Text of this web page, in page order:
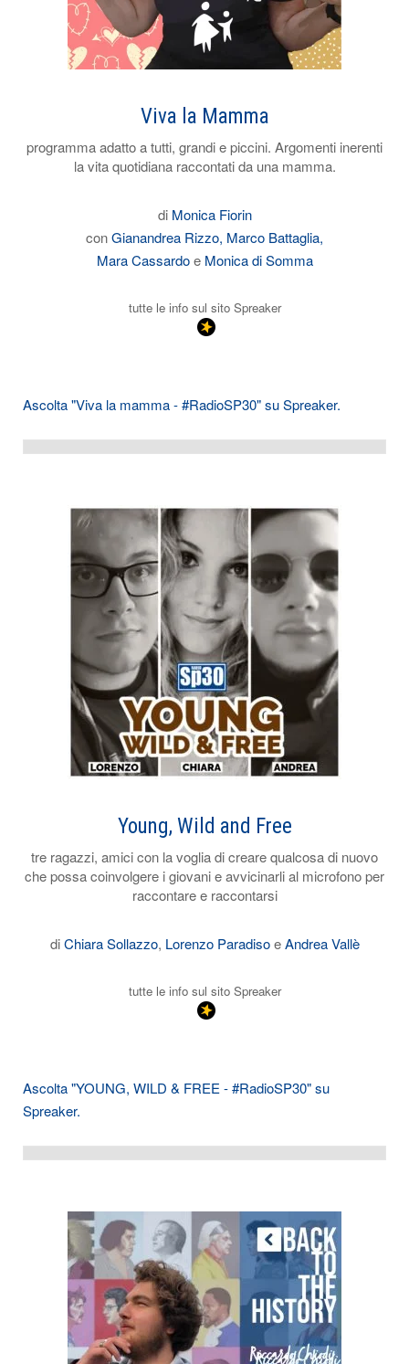
Viva la Mamma
programma adatto a tutti, grandi e piccini. Argomenti inerenti
la vita quotidiana raccontati da una mamma.
di Monica Fiorin
conGianandrea Rizzo, Marco Battaglia,
Mara Cassardoe Monica di Somma
tutte le info sul sito Spreaker
Ascolta "Viva la mamma - #RadioSP30" su Spreaker.
Young, Wild and Free
tre ragazzi, amici con la voglia di creare qualcosa di nuovo
che possa coinvolgere i giovani e avvicinarli al microfono per
raccontare e raccontarsi
diChiara Sollazzo, Lorenzo ParadisoeAndrea Vallè
tutte le info sul sito Spreaker
Ascolta "YOUNG, WILD & FREE - #RadioSP30" su
Spreaker.